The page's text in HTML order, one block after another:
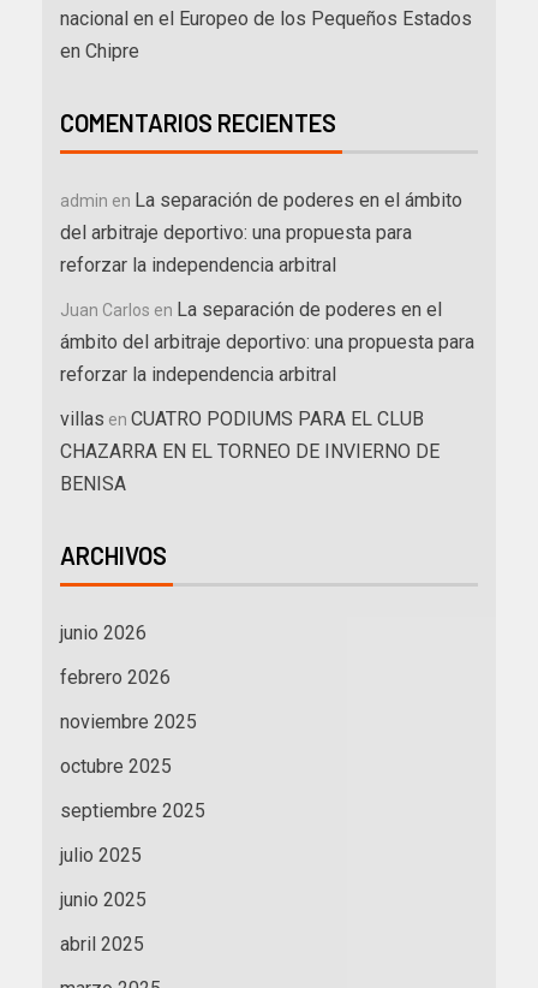
nacional en el Europeo de los Pequeños Estados
en Chipre
COMENTARIOS RECIENTES
admin en La separación de poderes en el ámbito
del arbitraje deportivo: una propuesta para
reforzar la independencia arbitral
Juan Carlos en La separación de poderes en el
ámbito del arbitraje deportivo: una propuesta para
reforzar la independencia arbitral
villas en CUATRO PODIUMS PARA EL CLUB
CHAZARRA EN EL TORNEO DE INVIERNO DE
BENISA
ARCHIVOS
junio 2026
febrero 2026
noviembre 2025
octubre 2025
septiembre 2025
julio 2025
junio 2025
abril 2025